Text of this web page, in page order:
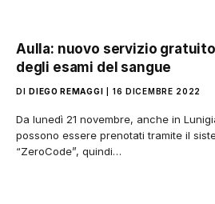
Aulla: nuovo servizio
degli esami del sangue
DI DIEGO REMAGGI 16 DICEMBRE 2022
Da lunedì 21 novembre, anche in
possono essere prenotati tramite il
“ZeroCode”, quindi…